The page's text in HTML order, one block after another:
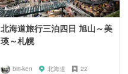
北海道旅行三泊四日 旭山～美
瑛～札幌
biri-ken 北海道 22